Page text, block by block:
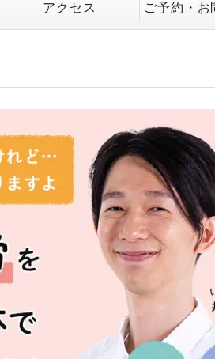
アクセス ご予約・お